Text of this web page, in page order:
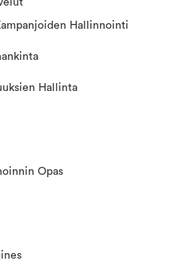
Hallinnointi
Hallinta
Opas